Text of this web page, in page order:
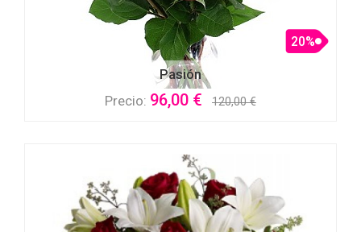
Pasión
20%
Precio: 96,00 € 120,00 €